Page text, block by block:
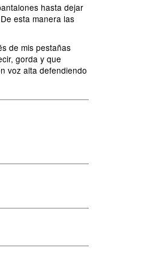
hasta dejar
esta manera las
de mis pestañas
gorda y que
voz alta defendiendo